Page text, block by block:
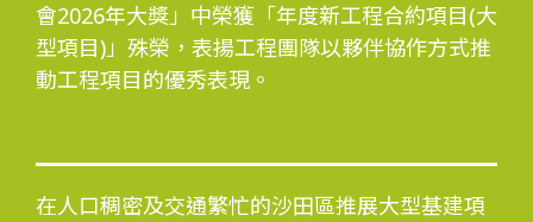
環境事宜
社區協作
會2026年大獎」中榮獲「年度新工程合約項目(大
型項目)」殊榮，表揚工程團隊以夥伴協作方式推
動工程項目的優秀表現。
在人口稠密及交通繁忙的沙田區推展大型基建項